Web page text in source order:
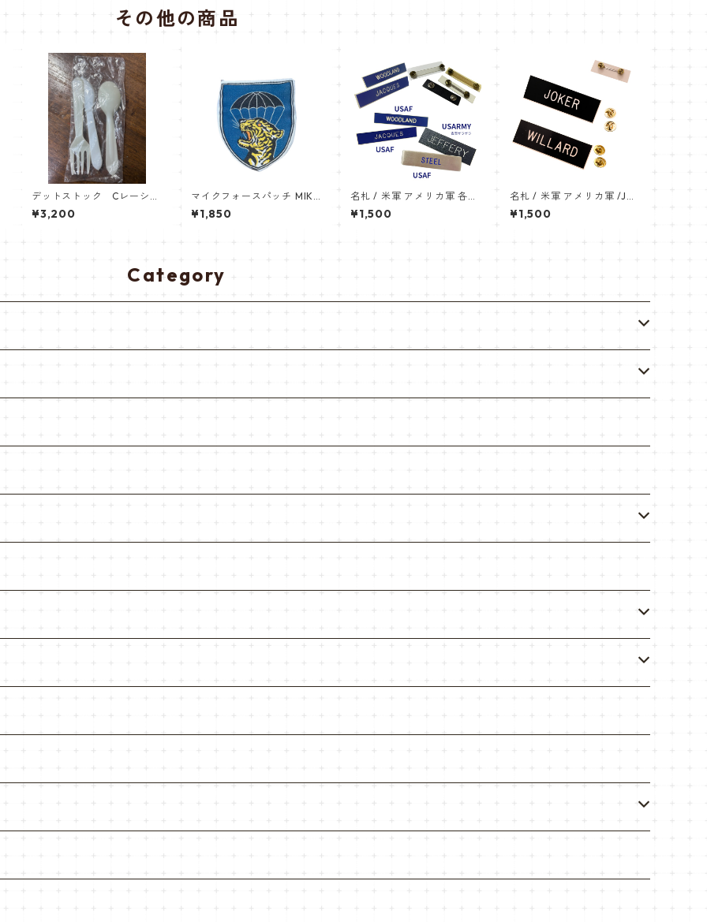
その他の商品
デットストック Cレーショ
ン スプーンSET
¥3,200
マイクフォースパッチ MIKE
Force 南ベトナム製 ARVN
¥1,850
名札 / 米軍 アメリカ軍 各種
販売中 / ネームプレート / U
SAF USARMY NAMEPLATE
¥1,500
名札 / 米軍 アメリカ軍 /JO
KER,WILLARD［各軍各タイ
プ予約可・要相談］ネーム
¥1,500
Category